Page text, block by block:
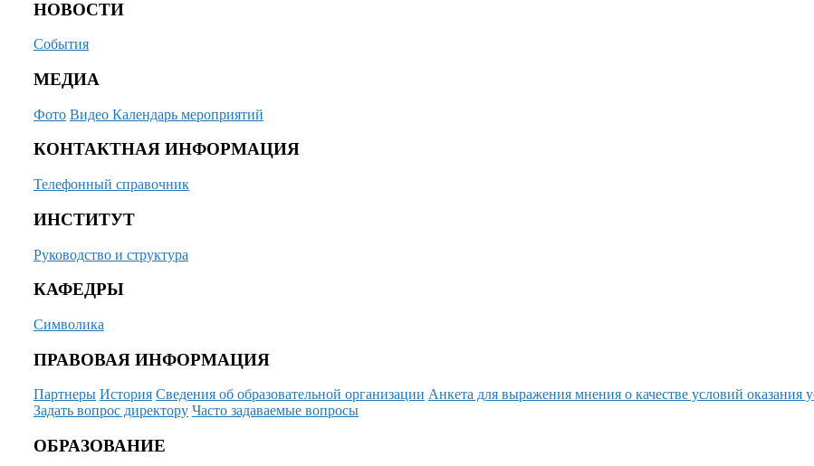
НОВОСТИ
События
МЕДИА
Фото Видео Календарь мероприятий
КОНТАКТНАЯ ИНФОРМАЦИЯ
Телефонный справочник
ИНСТИТУТ
Руководство и структура
КАФЕДРЫ
Символика
ПРАВОВАЯ ИНФОРМАЦИЯ
Партнеры История Сведения об образовательной организации Анкета для выражения мнения о качестве условий оказания
Задать вопрос директору Часто задаваемые вопросы
ОБРАЗОВАНИЕ